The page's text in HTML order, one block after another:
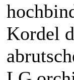
Kordel